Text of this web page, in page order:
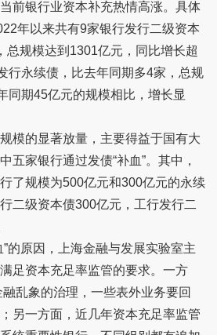
前银行业资本补充热情高涨。具体
年以来共有9家银行发行二级资本
总规模达到1301亿元，同比增长超
行永续债，比去年同期多4家，总规
同期45亿元的规模相比，增长显
模的显著放量，主要得益于国有大
五家银行通过发债“补血”。其中，
了规模为500亿元和300亿元的永续
二级资本债300亿元，工行发行二
”的原因，上海金融与发展实验室主
足资本充足率监管的要求。一方
乱象的治理，一些表外业务要回
另一方面，近几年资本充足率监管